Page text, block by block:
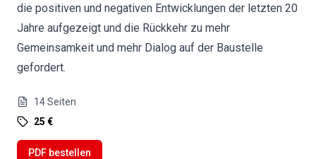
die positiven und negativen Entwicklungen der letzten 20
Jahre aufgezeigt und die Rückkehr zu mehr
Gemeinsamkeit und mehr Dialog auf der Baustelle
gefordert.
14Seiten
25 €
PDF bestellen